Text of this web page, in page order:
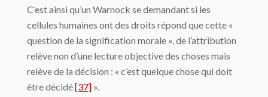
C’est ainsi qu’un Warnock se demandant si les
cellules humaines ont des droits répond que cette «
question de la signification morale », de l’attribution
relève non d’une lecture objective des choses mais
relève de la décision : « c’est quelque chose qui doit
être décidé[37] ».